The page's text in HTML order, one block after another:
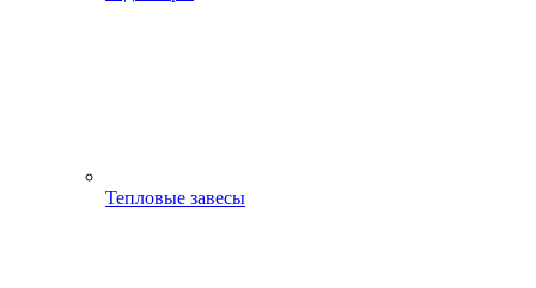
Тепловые завесы